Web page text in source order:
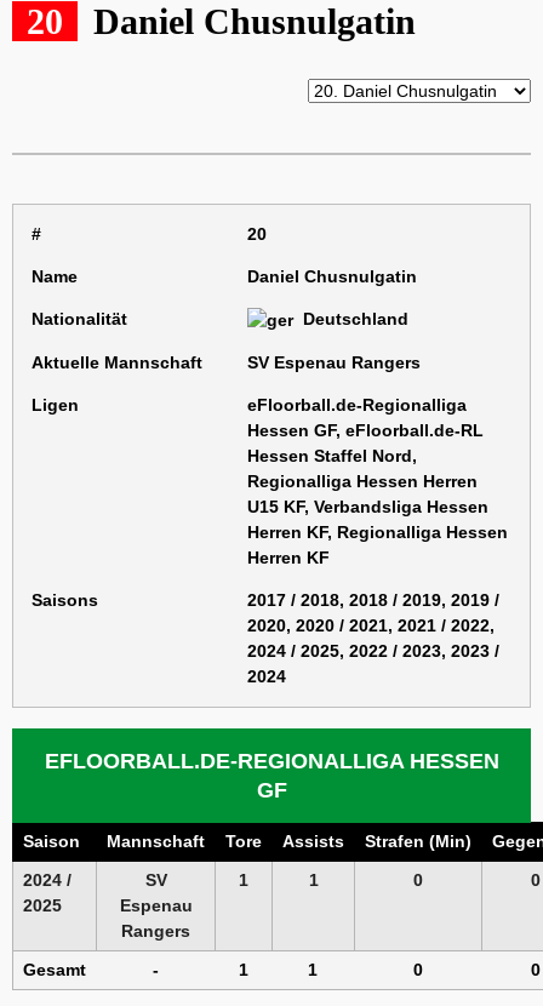
20 Daniel Chusnulgatin
# 20
Name Daniel Chusnulgatin
Nationalität Deutschland
Aktuelle Mannschaft SV Espenau Rangers
Ligen
eFloorball.de-Regionalliga
Hessen GF, eFloorball.de-RL
Hessen Staffel Nord,
Regionalliga Hessen Herren
U15 KF, Verbandsliga Hessen
Herren KF, Regionalliga Hessen
Herren KF
Saisons
2017 / 2018, 2018 / 2019, 2019 /
2020, 2020 / 2021, 2021 / 2022,
2024 / 2025, 2022 / 2023, 2023 /
2024
EFLOORBALL.DE-REGIONALLIGA HESSEN
GF
Saison Mannschaft Tore Assists Strafen (Min)
2024 /
2025
SV
Espenau
Rangers
1 1 0 0
Gesamt - 1 1 0 0